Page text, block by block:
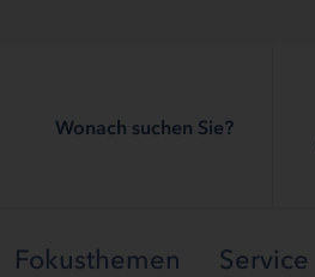
Wonach suchen Sie?
Fokusthemen Service